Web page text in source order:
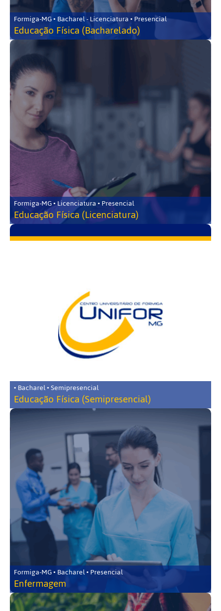
Formiga-MG • Bacharel - Licenciatura • Presencial
Educação Física (Bacharelado)
Formiga-MG • Licenciatura • Presencial
Educação Física (Licenciatura)
• Bacharel • Semipresencial
Educação Física (Semipresencial)
Formiga-MG • Bacharel • Presencial
Enfermagem